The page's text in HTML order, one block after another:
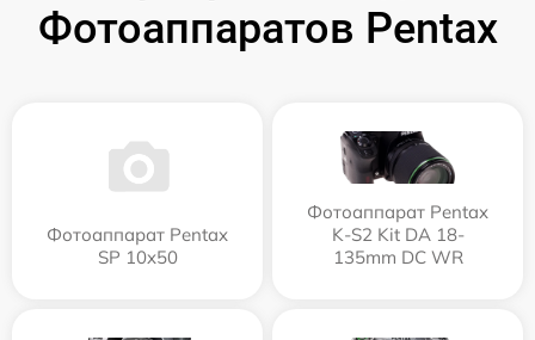
Фотоаппаратов Pentax
Фотоаппарат Pentax
SP 10x50
Фотоаппарат Pentax
K-S2 Kit DA 18-
135mm DC WR